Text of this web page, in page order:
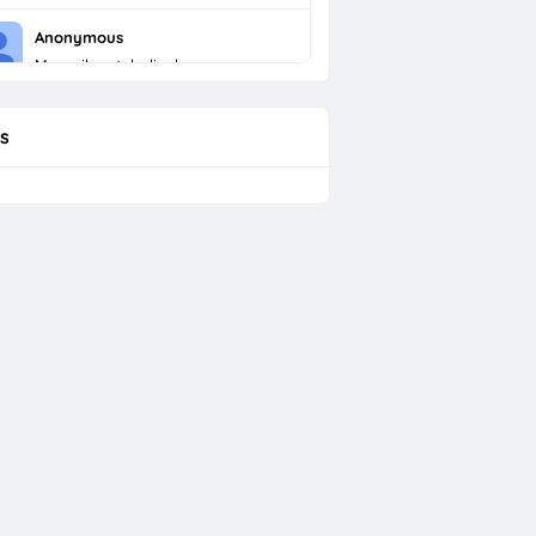
Anonymous
Menarik untuk dicoba